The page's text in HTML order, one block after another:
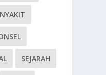
SEJARAH